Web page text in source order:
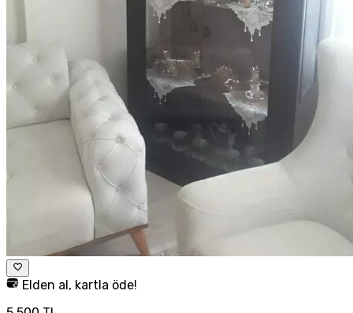
Elden al, kartla öde!